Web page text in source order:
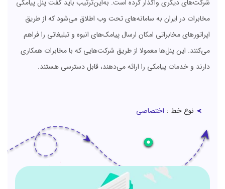
شرکت‌های دیگری واگذار کرده است​​. به‌این‌ترتیب باید گفت پنل پیامکی
مخابرات در ایران به سامانه‌های تحت وب اطلاق می‌شود که از طریق
اپراتورهای مخابراتی امکان ارسال پیامک‌های انبوه و تبلیغاتی را فراهم
می‌کنند. این پنل‌ها معمولا از طریق شرکت‌هایی که با مخابرات همکاری
دارند و خدمات پیامکی را ارائه می‌دهند، قابل دسترسی هستند.
نوع خط : اختصاصی